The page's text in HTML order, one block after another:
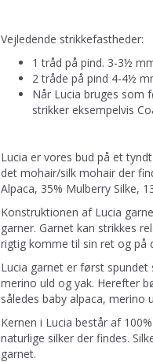
Vejledende strikkefastheder:
1 tråd på pind. 3-3½
2 tråde på pind 4-4½
Når Lucia bruges som
strikker eksempelvis
Lucia er vores bud på et
det mohair/silk mohair der
Alpaca, 35% Mulberry Silke,
Konstruktionen af Lucia
garner. Garnet kan strikkes
rigtig komme til sin ret og på
Lucia garnet er først spundet
merino uld og yak. Herefter
således baby alpaca, merino
Kernen i Lucia består af
naturlige silker der findes.
garnet.